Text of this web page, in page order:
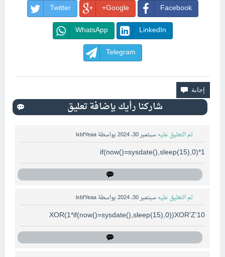
Facebook
Google+
Twitter
LinkedIn
WhatsApp
Telegram
تم التعليق عليه سبتمبر 30، 2024 بواسطة lxbfYeaa
1*if(now()=sysdate(),sleep(15),0)
تم التعليق عليه سبتمبر 30، 2024 بواسطة lxbfYeaa
10'XOR(1*if(now()=sysdate(),sleep(15),0))XOR'Z